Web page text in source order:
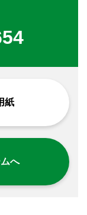
紙
へ